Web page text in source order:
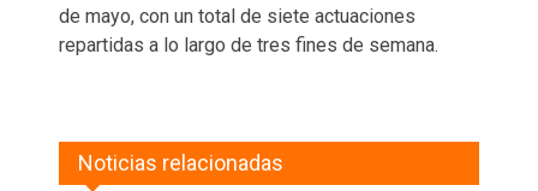
de mayo, con un total de siete actuaciones
repartidas a lo largo de tres fines de semana.
Noticias relacionadas